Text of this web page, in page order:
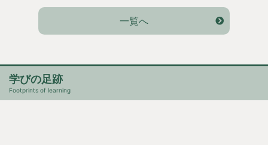
一覧へ
学びの足跡
Footprints of learning